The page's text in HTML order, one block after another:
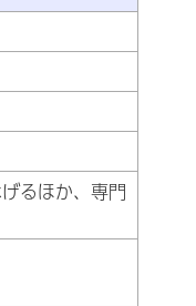
るほか、専門